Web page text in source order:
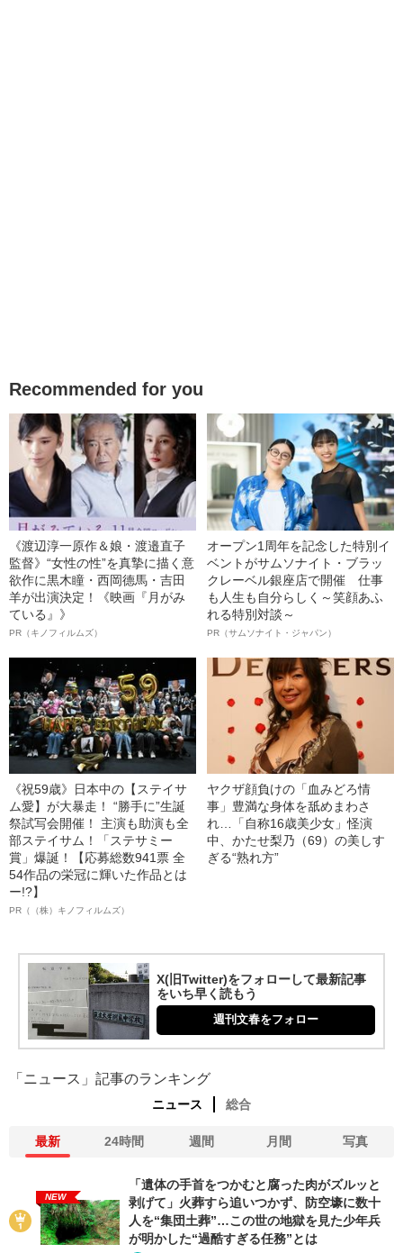
Recommended for you
《渡辺淳一原作＆娘・渡邉直子
監督》“女性の性”を真摯に描く意
欲作に黒木瞳・西岡德馬・吉田
羊が出演決定！《映画『月がみ
ている』》
PR（キノフィルムズ）
オープン1周年を記念した特別イ
ベントがサムソナイト・ブラッ
クレーベル銀座店で開催 仕事
も人生も自分らしく～笑顔あふ
れる特別対談～
PR（サムソナイト・ジャパン）
《祝59歳》日本中の【ステイサ
ム愛】が大暴走！ “勝手に”生誕
祭試写会開催！ 主演も助演も全
部ステイサム！「ステサミー
賞」爆誕！【応募総数941票 全
54作品の栄冠に輝いた作品とは
ー!?】
PR（（株）キノフィルムズ）
ヤクザ顔負けの「血みどろ情
事」豊満な身体を舐めまわさ
れ…「自称16歳美少女」怪演
中、かたせ梨乃（69）の美しす
ぎる“熟れ方”
X(旧Twitter)をフォローして最新記事
をいち早く読もう
週刊文春をフォロー
「ニュース」記事のランキング
ニュース 総合
最新 24時間 週間 月間 写真
NEW
「遺体の手首をつかむと腐った肉がズルッと
剥げて」火葬すら追いつかず、防空壕に数十
人を“集団土葬”…この世の地獄を見た少年兵
が明かした“過酷すぎる任務”とは